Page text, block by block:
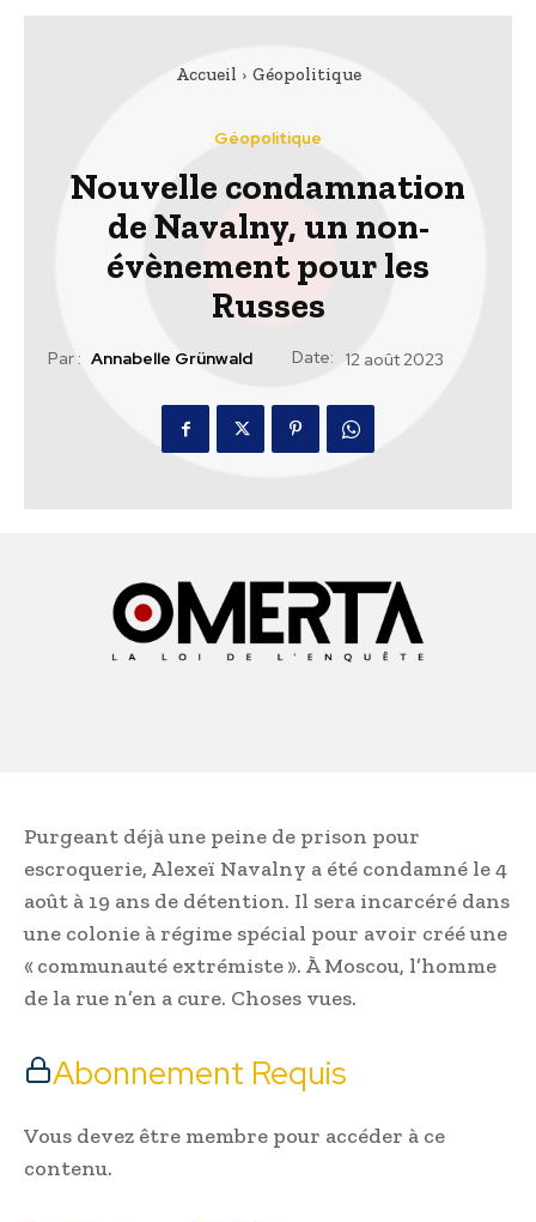
Accueil Géopolitique
Géopolitique
Nouvelle condamnation
de Navalny, un non-
évènement pour les
Russes
Par : Annabelle Grünwald Date: 12 août 2023
Purgeant déjà une peine de prison pour
escroquerie, Alexeï Navalny a été condamné le 4
août à 19 ans de détention. Il sera incarcéré dans
une colonie à régime spécial pour avoir créé une
« communauté extrémiste ». À Moscou, l’homme
de la rue n’en a cure. Choses vues.
Abonnement Requis
Vous devez être membre pour accéder à ce
contenu.